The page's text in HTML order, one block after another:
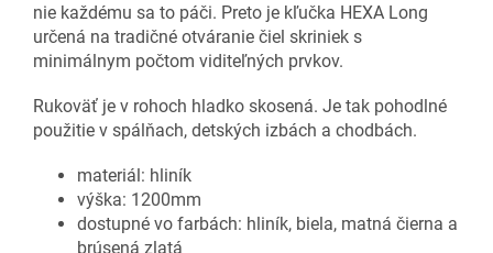
nie každému sa to páči. Preto je kľučka HEXA Long
určená na tradičné otváranie čiel skriniek s
minimálnym počtom viditeľných prvkov.
Rukoväť je v rohoch hladko skosená. Je tak pohodlné
použitie v spálňach, detských izbách a chodbách.
materiál: hliník
výška: 1200mm
dostupné vo farbách: hliník, biela, matná čierna a
brúsená zlatá